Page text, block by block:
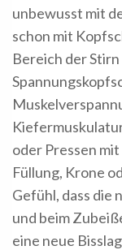
unbewusst mit
schon mit
Bereich der
oder Pressen
Füllung, Krone
Gefühl, dass die
und beim
eine neue